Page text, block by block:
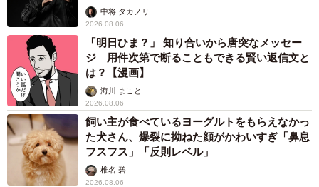
未熟」中将 タカノリ
2026.08.06
「明日ひま？」 知り合いから唐突なメッセー
ジ 用件次第で断ることもできる賢い返信文と
は？【漫画】
海川 まこと
2026.08.06
飼い主が食べているヨーグルトをもらえなかっ
た犬さん、爆裂に拗ねた顔がかわいすぎ「鼻息
フスフス」「反則レベル」
椎名 碧
2026.08.06